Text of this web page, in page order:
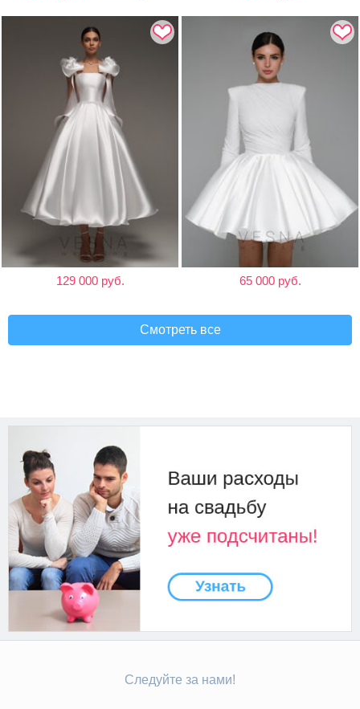
129 000 руб. 65 000 руб.
Смотреть все
Следуйте за нами!